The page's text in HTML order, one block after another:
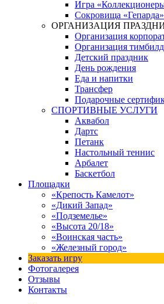
Игра
Сокровища
ОРГАНИЗАЦИЯ
Организация
Организация
Детский праздник
День рождения
Еда и напитки
Трансфер
Подарочные
СПОРТИВНЫЕ УСЛУГИ
Аквабол
Дартс
Петанк
Настольный теннис
Арбалет
Баскетбол
Площадки
«Крепость Камелот»
«Дикий Запад»
«Подземелье»
«Высота 20/18»
«Воинская часть»
«Железный город»
Заказать игру
Фотогалерея
Отзывы
Контакты